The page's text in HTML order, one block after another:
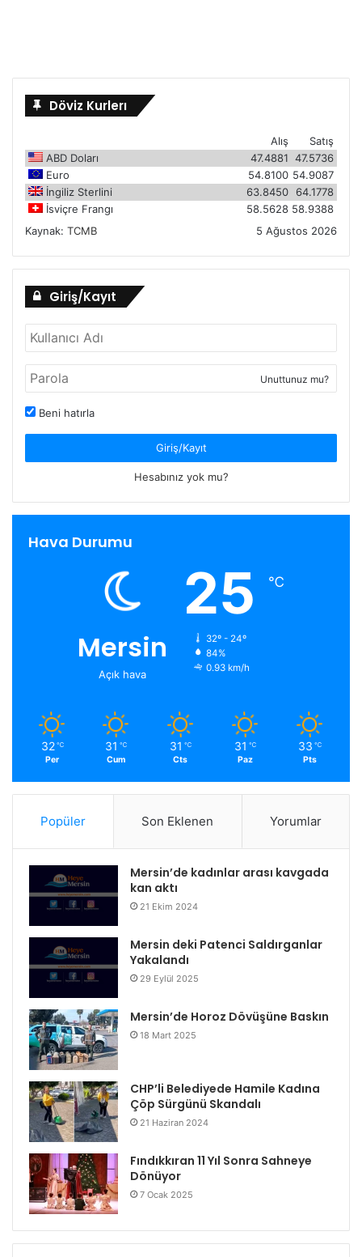
Döviz Kurlerı
Satış
Alış
ABD Doları
47.5736
47.4881
Euro
54.9087
54.8100
İngiliz Sterlini
64.1778
63.8450
İsviçre Frangı
58.9388
58.5628
Kaynak: TCMB 5 Ağustos 2026
Giriş/Kayıt
Unuttunuz mu?
Beni hatırla
Giriş/Kayıt
Hesabınız yok mu?
Hava Durumu
Mersin
Açık hava
25 ℃
32º - 24º
84%
0.93 km/h
32 ℃
Per
31 ℃
Cum
31 ℃
Cts
31 ℃
Paz
33 ℃
Pts
Popüler Son Eklenen Yorumlar
Mersin’de kadınlar arası kavgada
kan aktı
21 Ekim 2024
Mersin deki Patenci Saldırganlar
Yakalandı
29 Eylül 2025
Mersin’de Horoz Dövüşüne Baskın
18 Mart 2025
CHP’li Belediyede Hamile Kadına
Çöp Sürgünü Skandalı
21 Haziran 2024
Fındıkkıran 11 Yıl Sonra Sahneye
Dönüyor
7 Ocak 2025